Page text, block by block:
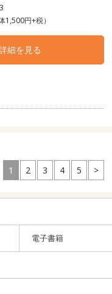
1,500円+税）
細を見る
1 2 3 4 5 >
電子書籍